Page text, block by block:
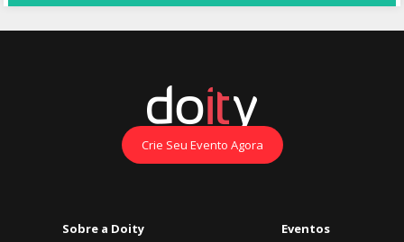
Crie Seu Evento Agora
Sobre a Doity Eventos